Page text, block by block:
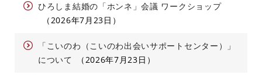
ひろしま結婚の「ホンネ」会議 ワークショップ
2026年7月23日
「こいのわ（こいのわ出会いサポートセンター）」
について
2026年7月23日